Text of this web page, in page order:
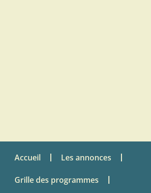
Accueil Les annonces
Grille des programmes